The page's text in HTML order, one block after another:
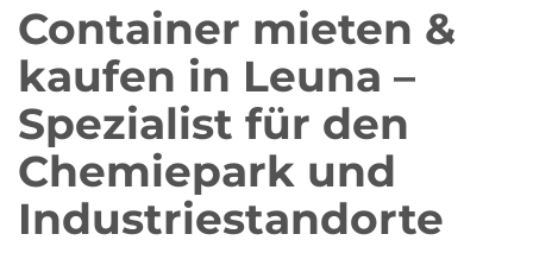
Container mieten &
kaufen in Leuna –
Spezialist für den
Chemiepark und
Industriestandorte